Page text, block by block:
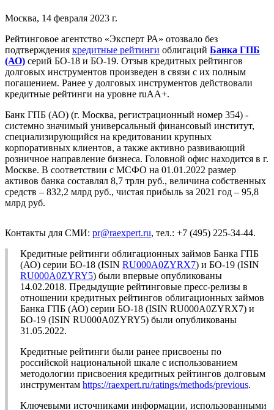
Москва, 14 февраля 2023 г.
Рейтинговое агентство «Эксперт РА» отозвало без
подтверждения кредитные рейтинги облигаций Банка ГПБ
(АО) серий БО-18 и БО-19. Отзыв кредитных рейтингов
долговых инструментов произведен в связи с их полным
погашением. Ранее у долговых инструментов действовали
кредитные рейтинги на уровне ruАА+.
Банк ГПБ (АО) (г. Москва, регистрационный номер 354) -
системно значимый универсальный финансовый институт,
специализирующийся на кредитовании крупных
корпоративных клиентов, а также активно развивающий
розничное направление бизнеса. Головной офис находится в г.
Москве. В соответствии с МСФО на 01.01.2022 размер
активов банка составлял 8,7 трлн руб., величина собственных
средств – 832,2 млрд руб., чистая прибыль за 2021 год – 95,8
млрд руб.
Контакты для СМИ: pr@raexpert.ru, тел.: +7 (495) 225-34-44.
Кредитные рейтинги облигационных займов Банка ГПБ
(АО) серии БО-18 (ISIN RU000A0ZYRX7) и БО-19 (ISIN
RU000A0ZYRY5) были впервые опубликованы
14.02.2018. Предыдущие рейтинговые пресс-релизы в
отношении кредитных рейтингов облигационных займов
Банка ГПБ (АО) серии БО-18 (ISIN RU000A0ZYRX7) и
БО-19 (ISIN RU000A0ZYRY5) были опубликованы
31.05.2022.
Кредитные рейтинги были ранее присвоены по
российской национальной шкале с использованием
методологии присвоения кредитных рейтингов долговым
инструментам https://raexpert.ru/ratings/methods/previous.
Ключевыми источниками информации, использованными